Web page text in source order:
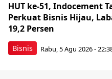
Bisnis
HUT ke-51, Indocement
Perkuat Bisnis Hijau,
19,2 Persen
Rabu, 5 Agu 2026 -